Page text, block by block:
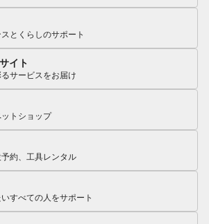
とくらしのサポート
イト
サービスをお届け
トショップ
約、工具レンタル
すべての人をサポート